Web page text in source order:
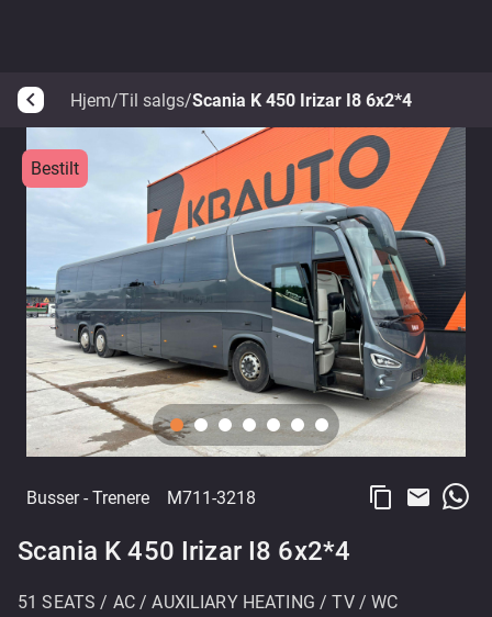
arrow_back_ios Hjem/Til salgs/Scania K 450 Irizar I8 6x2*4
Bestilt
Busser- Trenere M711-3218 content_copy email
Scania K 450 Irizar I8 6x2*4
51 SEATS / AC / AUXILIARY HEATING / TV / WC